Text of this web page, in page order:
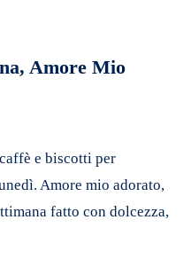
Amore Mio
e biscotti per
Amore mio adorato,
fatto con dolcezza,